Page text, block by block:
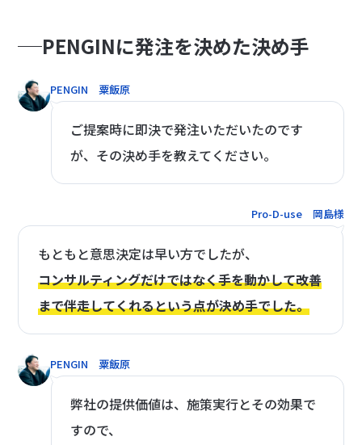
PENGINに発注を決めた決め手
PENGIN 粟飯原
ご提案時に即決で発注いただいたのです
が、その決め手を教えてください。
Pro-D-use 岡島様
もともと意思決定は早い方でしたが、
コンサルティングだけではなく手を動かして改善
まで伴走してくれるという点が決め手でした。
PENGIN 粟飯原
弊社の提供価値は、施策実行とその効果で
すので、